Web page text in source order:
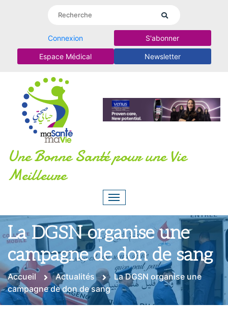
Connexion S'abonner
Espace Médical Newsletter
Une Bonne Santé pour une Vie
Meilleure
La DGSN organise une
campagne de don de sang
Accueil Actualités
La DGSN organise une
campagne de don de sang